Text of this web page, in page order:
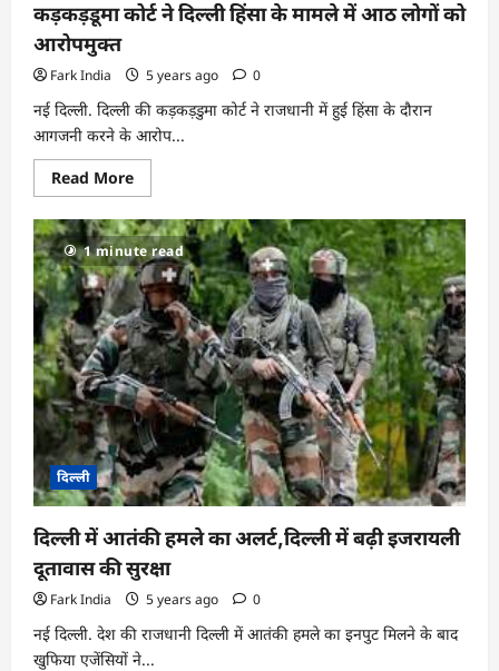
कड़कड़डूमा कोर्ट ने दिल्ली हिंसा के मामले में आठ लोगों को
आरोपमुक्त
Fark India 5 years ago 0
नई दिल्ली. दिल्ली की कड़कड़डुमा कोर्ट ने राजधानी में हुई हिंसा के दौरान
आगजनी करने के आरोप...
Read MoreRead
more
कड़कड़डूमा
कोर्ट
ने
दिल्ली
हिंसा
के
मामले
में
आठ
लोगों
को
आरोपमुक्त
1 minute read
दिल्ली
दिल्‍ली में आतंकी हमले का अलर्ट,दिल्‍ली में बढ़ी इजरायली
दूतावास की सुरक्षा
Fark India 5 years ago 0
नई दिल्‍ली. देश की राजधानी दिल्ली में आतंकी हमले का इनपुट मिलने के बाद
खुफिया एजेंसियों ने...